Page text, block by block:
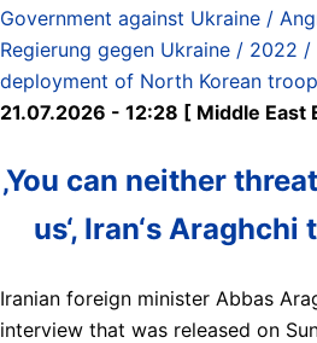
Government against Ukraine /
Regierung gegen Ukraine / 2022
deployment of North Korean
21.07.2026 - 12:28 [ Middle East
‚You can neither
us‘, Iran‘s Araghchi
Iranian foreign minister Abbas
interview that was released on